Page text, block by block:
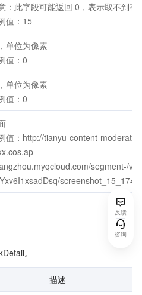
：此字段可能返回 0，表示取不到有
值：15
单位为像素
值：0
单位为像素
值：0
值：http://tianyu-content-
segment-/
。
描述
反馈
咨询